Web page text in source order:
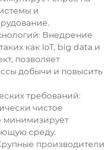
и
Внедрение
как IoT, big data и
позволяет
добычи и повысить
требований:
чистое
минимизирует
среду.
производители